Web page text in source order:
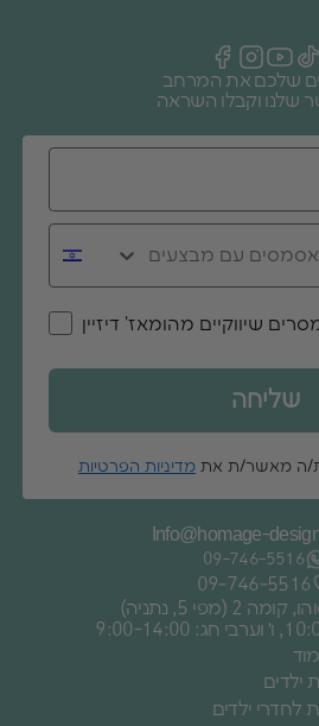
שלכם את המרחב
שלנו וקבלו השראה
שיווקיים מהומאז' דיזיין
שליחה
ה מאשר/ת את מדיניות הפרטיות
Info@homage-
09‑746‑5516
09‑746‑5516
ילדים
לחדרי ילדים